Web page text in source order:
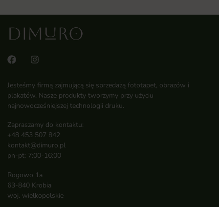
Jesteśmy firmą zajmującą się sprzedażą fototapet, obrazów i
plakatów. Nasze produkty tworzymy przy użyciu
najnowocześniejszej technologii druku.
Zapraszamy do kontaktu:
+48 453 507 842
kontakt@dimuro.pl
pn-pt: 7:00-16:00
Rogowo 1a
63-840 Krobia
woj. wielkopolskie